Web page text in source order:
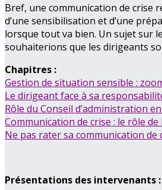
Bref, une communication de crise
d’une sensibilisation et d’une
lorsque tout va bien. Un sujet sur
souhaiterions que les dirigeants
Chapitres :
Gestion de situation sensible :
Le dirigeant face à sa
Rôle du Conseil d’administration
Communication de crise : le rôle de
Ne pas rater sa communication de
Présentations des intervenants :